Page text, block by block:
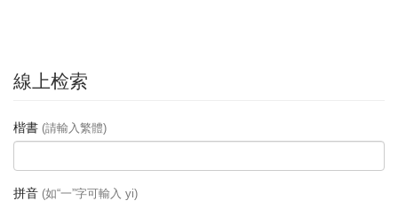
線上检索
楷書 (請輸入繁體)
拼音 (如“一”字可輸入 yi)